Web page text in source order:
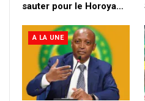
sauter pour le Horoya…
A LA UNE